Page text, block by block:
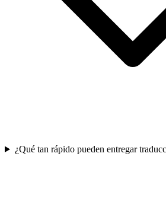
¿Qué tan rápido pueden entregar